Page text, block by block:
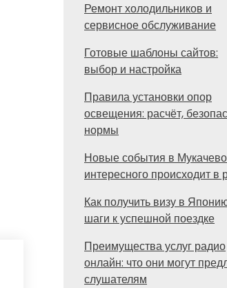
Ремонт холодильников и
сервисное обслуживание
Готовые шаблоны сайтов:
выбор и настройка
Правила установки опор
освещения: расчёт,
нормы
Новые события в
интересного происходит в
Как получить визу в
шаги к успешной поездке
Преимущества услуг радио
онлайн: что они могут
слушателям